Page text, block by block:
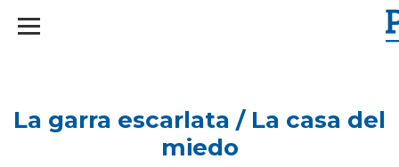
La garra escarlata / La casa del
miedo